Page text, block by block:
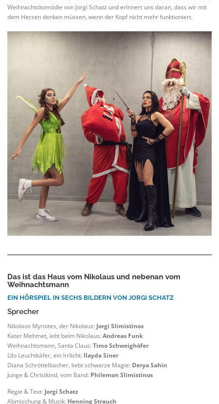
Weihnachtskomödie von Jorgi Schatz und erinnert uns daran, dass wir mit
dem Herzen denken müssen, wenn der Kopf nicht mehr funktioniert.
Das ist das Haus vom Nikolaus und nebenan vom
Weihnachtsmann
EIN HÖRSPIEL IN SECHS BILDERN VON JORGI SCHATZ
Sprecher
Nikolaos Myriotes, der Nikolaus: Jorgi Slimistinos
Kater Mehmet, lebt beim Nikolaus: Andreas Funk
Weihnachtsmann, Santa Claus: Timo Schweighöfer
Lilo Leuchtkäfer, ein Irrlicht: Ilayda Siner
Diana Schröttelbacher, liebt schwarze Magie: Derya Sahin
Junge & Christkind, vom Band: Philemon Slimistinos
Regie & Text: Jorgi Schatz
Abmischung & Musik: Henning Strauch